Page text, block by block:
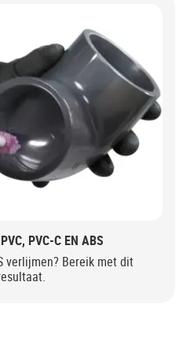
PVC-C EN ABS
verlijmen? Bereik met dit